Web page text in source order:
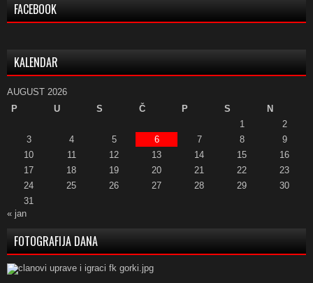
FACEBOOK
KALENDAR
AUGUST 2026
P
U S Č P S
N
1
2
3
4 5 6 7 8
9
10
11 12 13 14 15
16
17
18 19 20 21 22
23
24
25 26 27 28 29
30
31
« jan
FOTOGRAFIJA DANA